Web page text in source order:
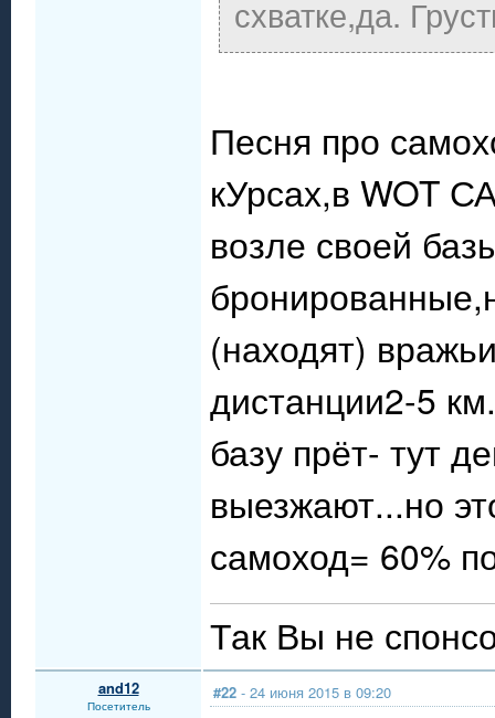
схватке,да.
Песня про
кУрсах,в WOT
возле своей
(находят)
дистанции2-5
базу прёт- тут
выезжают...но
самоход= 60%
Так Вы не
and12
Посетитель
#22 - 24 июня 2015 в 09:20